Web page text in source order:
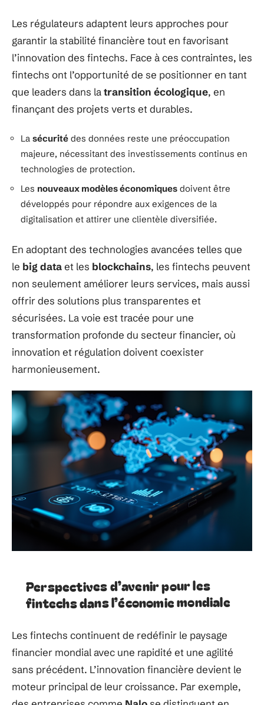
Les régulateurs adaptent leurs approches pour
garantir la stabilité financière tout en favorisant
l’innovation des fintechs. Face à ces contraintes, les
fintechs ont l’opportunité de se positionner en tant
que leaders dans latransition écologique, en
finançant des projets verts et durables.
La sécurité des données reste une préoccupation
majeure, nécessitant des investissements continus en
technologies de protection.
Les nouveaux modèles économiques doivent être
développés pour répondre aux exigences de la
digitalisation et attirer une clientèle diversifiée.
En adoptant des technologies avancées telles que
le big dataet les blockchains, les fintechs peuvent
non seulement améliorer leurs services, mais aussi
offrir des solutions plus transparentes et
sécurisées. La voie est tracée pour une
transformation profonde du secteur financier, où
innovation et régulation doivent coexister
harmonieusement.
Perspectives d’avenir pour les
fintechs dans l’économie mondiale
Les fintechs continuent de redéfinir le paysage
financier mondial avec une rapidité et une agilité
sans précédent. L’innovation financière devient le
moteur principal de leur croissance. Par exemple,